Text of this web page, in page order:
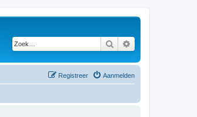
Zoek
Aanmelden
Registreer